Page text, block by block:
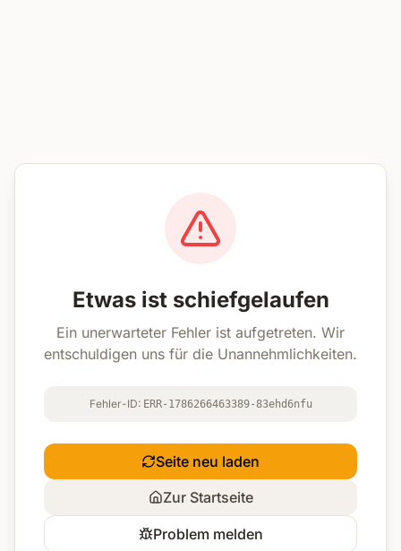
Etwas ist schiefgelaufen
Ein unerwarteter Fehler ist aufgetreten. Wir
entschuldigen uns für die Unannehmlichkeiten.
Fehler-ID: ERR-1786266463389-83ehd6nfu
Seite neu laden
Zur Startseite
Problem melden